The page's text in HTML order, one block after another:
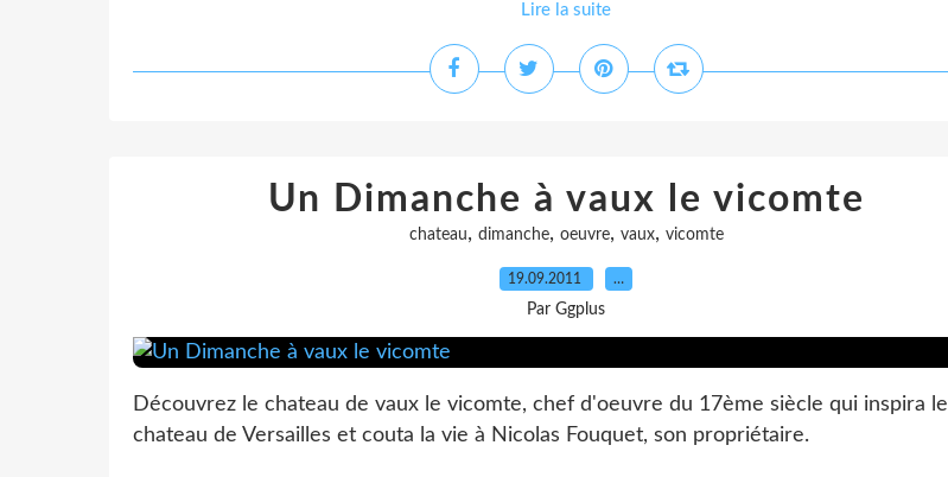
Lire la suite
Un Dimanche à vaux le vicomte
chateau, dimanche, oeuvre, vaux, vicomte
19.09.2011 …
Par Ggplus
Découvrez le chateau de vaux le vicomte, chef d'oeuvre du 17ème siècle qui inspira le
chateau de Versailles et couta la vie à Nicolas Fouquet, son propriétaire.